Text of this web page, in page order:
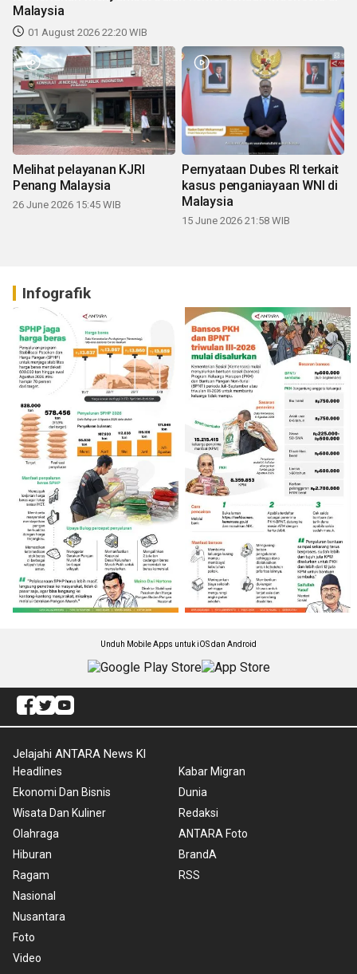
Malaysia
01 August 2026 22:20 WIB
Melihat pelayanan KJRI
Penang Malaysia
26 June 2026 15:45 WIB
Pernyataan Dubes RI terkait
kasus penganiayaan WNI di
Malaysia
15 June 2026 21:58 WIB
Infografik
Unduh Mobile Apps untuk iOS dan Android
Jelajahi ANTARA News Kl
Headlines
Ekonomi Dan Bisnis
Wisata Dan Kuliner
Olahraga
Hiburan
Ragam
Nasional
Nusantara
Foto
Video
Kabar Migran
Dunia
Redaksi
ANTARA Foto
BrandA
RSS